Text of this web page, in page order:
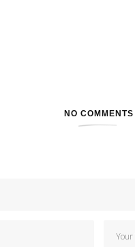
NO COMMENTS